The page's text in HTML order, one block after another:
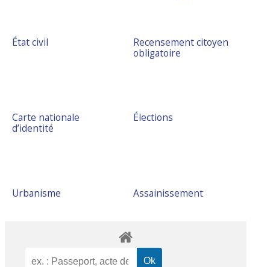
État civil
Recensement citoyen
obligatoire
Carte nationale
d’identité
Élections
Urbanisme Assainissement